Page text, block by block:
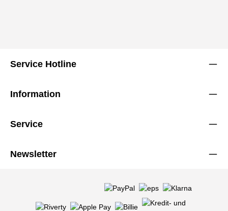
Service Hotline
Information
Service
Newsletter